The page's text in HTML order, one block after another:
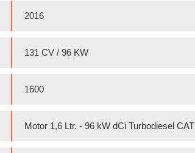
2016
131 CV / 96 KW
1600
Motor 1,6 Ltr. - 96 kW dCi Turbodiesel CAT